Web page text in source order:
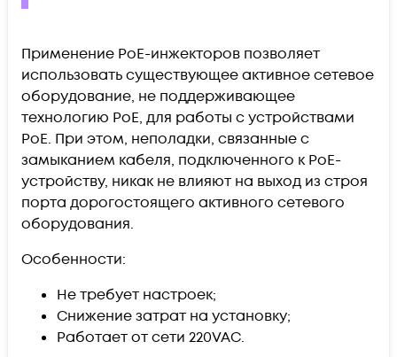
Применение PoE-инжекторов позволяет
использовать существующее активное сетевое
оборудование, не поддерживающее
технологию PoE, для работы с устройствами
PoE. При этом, неполадки, связанные с
замыканием кабеля, подключенного к PoE-
устройству, никак не влияют на выход из строя
порта дорогостоящего активного сетевого
оборудования.
Особенности:
Не требует настроек;
Снижение затрат на установку;
Работает от сети 220VAC.